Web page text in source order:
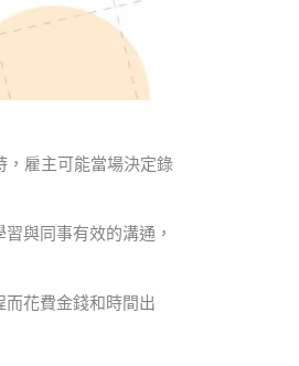
，雇主可能當場決定錄
與同事有效的溝通，
花費金錢和時間出